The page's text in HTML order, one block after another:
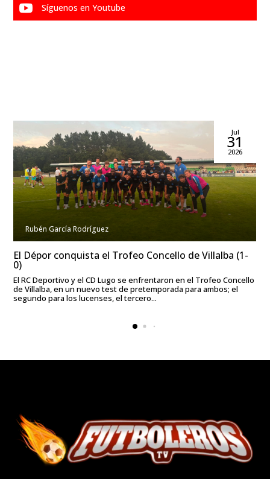
 Síguenos en Youtube
Rubén García Rodríguez
Jul
31
2026
El Dépor conquista el Trofeo Concello de Villalba (1-
0)
El RC Deportivo y el CD Lugo se enfrentaron en el Trofeo Concello
de Villalba, en un nuevo test de pretemporada para ambos; el
segundo para los lucenses, el tercero...